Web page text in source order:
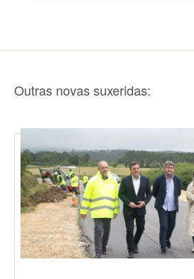
Outras novas suxeridas: